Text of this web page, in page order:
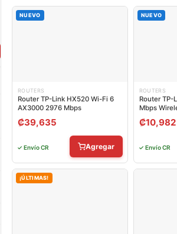
NUEVO
ROUTERS
Router TP-Link HX520 Wi-Fi 6
AX3000 2976 Mbps
₡39,635
✓ Envío CR Agregar
NUEVO
ROUTERS
Router TP-
Mbps
₡10,982
✓ Envío CR
¡ÚLTIMAS!